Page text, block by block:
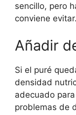
sencillo, pero
conviene evitar.
Añadir
Si el puré
densidad
adecuado
problemas de